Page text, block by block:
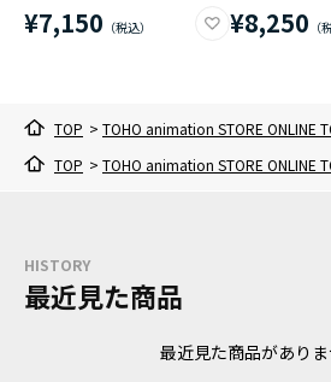
¥7,150 ¥8,250
TOP > TOHO animation STORE ONLINE
TOP > TOHO animation STORE ONLINE
HISTORY
最近見た商品
最近見た商品がありま